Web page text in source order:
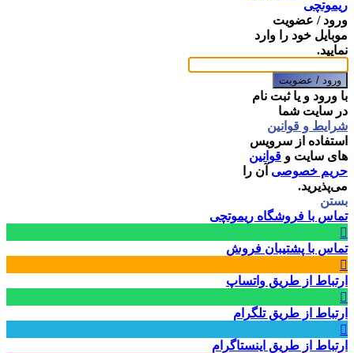
ورود / عضویت
موبایل خود را وارد
نمایید.
ورود / عضویت
با ورود و یا ثبت نام
در سایت شما
شرایط و قوانین
استفاده از سرویس
های سایت و قوانین
حریم خصوصی آن را
می‌پذیرید.
بستن
تماس با فروشگاه ریموتچی
تماس با پشتیبان فروش
ارتباط از طریق واتساپ
ارتباط از طریق تلگرام
ارتباط از طریق اینستاگرام